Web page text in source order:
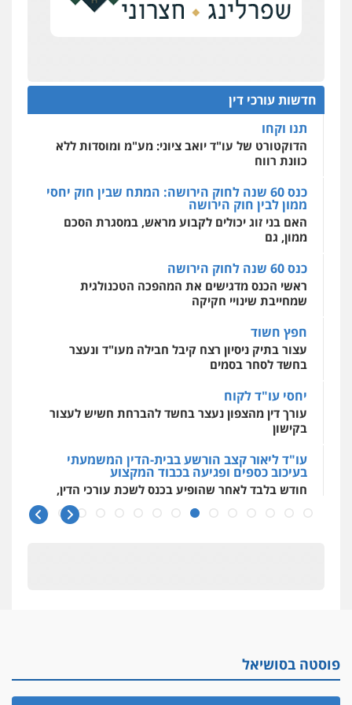
אחסון אתרים
מקצועיים לעורכי דין
מרכז התחלה חדשה
אסירים עבירות מין שירותים מקצועיים
לעורכי דין
חדשות עורכי דין
כנס תביעות ייצוגיות: הדילמה בין זכויות צרכנים
להגנה על עסקים קטנים
תנו וקחו
הדוקטורט של עו"ד יואב ציוני: מע"מ ומוסדות ללא
כוונת רווח
כנס 60 שנה לחוק הירושה: המתח שבין חוק יחסי
ממון לבין חוק הירושה
האם בני זוג יכולים לקבוע מראש, במסגרת הסכם
ממון, גם
כנס 60 שנה לחוק הירושה
ראשי הכנס מדגישים את המהפכה הטכנולגית
שמחייבת שינויי חקיקה
חפץ חשוד
עצור בתיק ניסיון רצח קיבל חבילה מעו"ד ונעצר
בחשד לסחר בסמים
יחסי עו"ד לקוח
עורך דין מהצפון נעצר בחשד להברחת חשיש לעצור
בקישון
עו"ד ליאור קצב הורשע בבית-הדין המשמעתי
בעיכוב כספים ופגיעה בכבוד המקצוע
חודש בלבד לאחר שהופיע בכנס לשכת עורכי הדין,
קצב הורשע
אלה המינויים
הוועדה לבחירת שופטים בחרה 26 שופטים ורשמים
נוספים
פוסטה בסושיאל